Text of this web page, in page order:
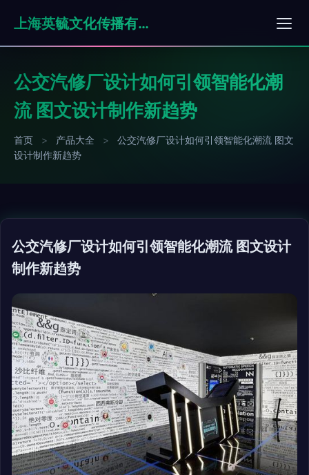
上海英毓文化传播有限公司
公交汽修厂设计如何引领智能化潮
流 图文设计制作新趋势
首页 > 产品大全 >
公交汽修厂设计如何引领智能化潮流 图文
设计制作新趋势
公交汽修厂设计如何引领智能化潮流 图文设计
制作新趋势